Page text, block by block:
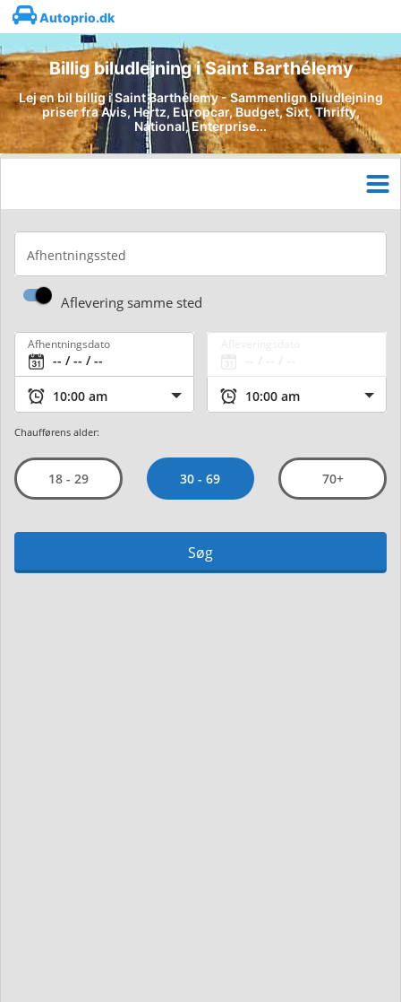
Autoprio.dk
Billig biludlejning i Saint Barthélemy
Lej en bil billig i Saint Barthélemy - Sammenlign biludlejning
priser fra Avis, Hertz, Europcar, Budget, Sixt, Thrifty,
National, Enterprise...
Afhentningssted
Aflevering samme sted
Afhentningsdato
Chaufførens alder:
18 - 29 30 - 69 70+
Søg